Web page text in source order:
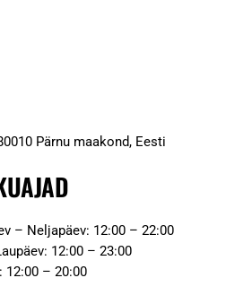
Pärnu maakond, Eesti
– Neljapäev: 12:00 – 22:00
12:00 – 23:00
12:00 – 20:00